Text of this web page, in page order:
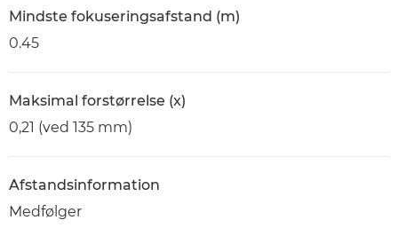
Mindste fokuseringsafstand (m)
0.45
Maksimal forstørrelse (x)
0,21 (ved 135 mm)
Afstandsinformation
Medfølger